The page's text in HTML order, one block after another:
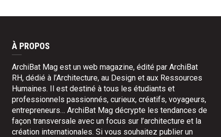
À PROPOS
ArchiBat Mag est un web magazine, édité par ArchiBat
RH, dédié à l’Architecture, au Design et aux Ressources
Humaines. Il est destiné à tous les étudiants et
professionnels passionnés, curieux, créatifs, voyageurs,
entrepreneurs… ArchiBat Mag décrypte les tendances de
façon transversale avec un focus sur l’architecture et la
création internationales. Si vous souhaitez publier un